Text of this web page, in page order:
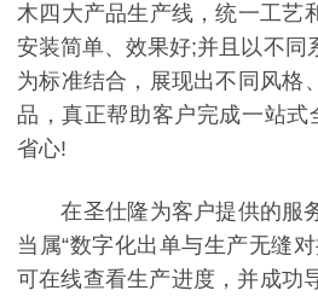
木四大产品生产线，统一工艺
安装简单、效果好;并且以不同
为标准结合，展现出不同风格
品，真正帮助客户完成一站
省心!
在圣仕隆为客户提供的服
当属“数字化出单与生产无缝对
可在线查看生产进度，并成功